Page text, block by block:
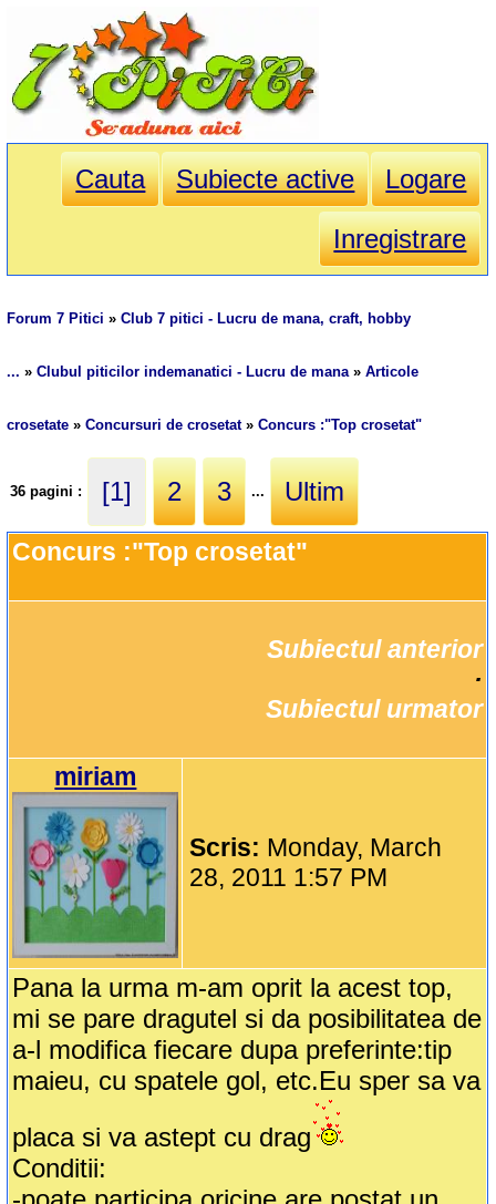
Cauta Subiecte active
Logare
Inregistrare
Forum 7 Pitici »Club 7 pitici - Lucru de mana, craft, hobby
... »Clubul piticilor indemanatici - Lucru de mana»Articole
crosetate »Concursuri de crosetat»Concurs :"Top crosetat"
36 pagini : [1] 2 3 ... Ultim
Concurs :"Top crosetat"
Subiectul anterior
Subiectul urmator
miriam
Scris: Monday, March
28, 2011 1:57 PM
Pana la urma m-am oprit la acest top,
mi se pare dragutel si da posibilitatea de
a-l modifica fiecare dupa preferinte:tip
maieu, cu spatele gol, etc.Eu sper sa va
placa si va astept cu drag
Conditii: